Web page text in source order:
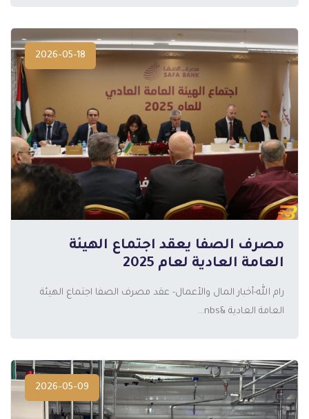
2026-05-18
مصرف الصفا يعقد اجتماع الهيئة
العامة العادية لعام 2025
رام الله-أخبار المال والأعمال- عقد مصرف الصفا اجتماع الهيئة
العامة العادية &nbs...
2026-05-09
المزيد